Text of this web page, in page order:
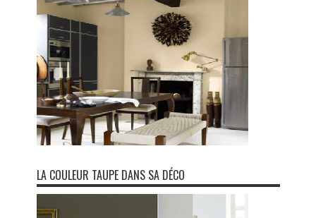
LA COULEUR TAUPE DANS SA DÉCO